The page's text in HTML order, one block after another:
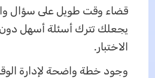
قضاء وقت طويل على سؤال
يجعلك تترك أسئلة أسهل دون
الاختبار.
وجود خطة واضحة لإدارة